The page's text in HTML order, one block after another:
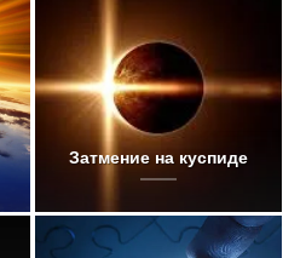
Затмение на куспиде